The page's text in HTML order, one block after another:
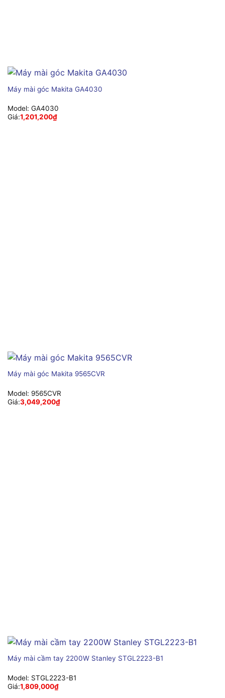
Máy mài góc Makita GA4030
Model: GA4030
Giá:1,201,200₫
Máy mài góc Makita 9565CVR
Model: 9565CVR
Giá:3,049,200₫
Máy mài cầm tay 2200W Stanley STGL2223-B1
Model: STGL2223-B1
Giá:1,809,000₫